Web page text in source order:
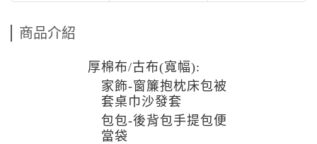
商品介紹
厚棉布/古布(寬幅):
家飾-窗簾抱枕床包被
套桌巾沙發套
包包-後背包手提包便
當袋